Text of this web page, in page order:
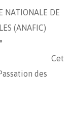
NATIONALE DE
(ANAFIC)
Cet
des